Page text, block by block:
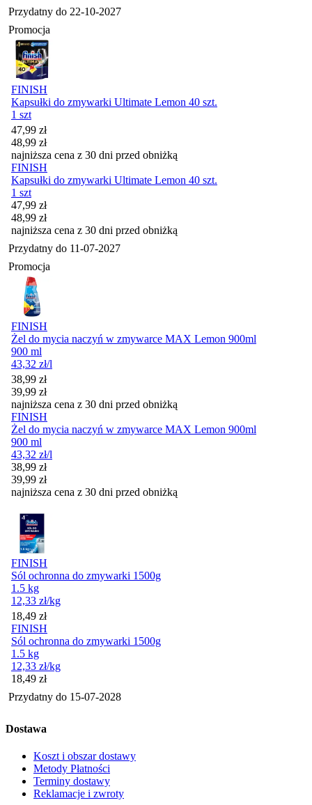
Przydatny do 22-10-2027
Promocja
FINISH
Kapsułki do zmywarki Ultimate Lemon 40 szt.
1 szt
Cena promocyjna
47,99 zł
48,99 zł
najniższa cena z 30 dni przed obniżką
FINISH
Kapsułki do zmywarki Ultimate Lemon 40 szt.
1 szt
Cena promocyjna
47,99 zł
48,99 zł
najniższa cena z 30 dni przed obniżką
Przydatny do 11-07-2027
Promocja
FINISH
Żel do mycia naczyń w zmywarce MAX Lemon 900ml
900 ml
43,32 zł/l
Cena promocyjna
38,99 zł
39,99 zł
najniższa cena z 30 dni przed obniżką
FINISH
Żel do mycia naczyń w zmywarce MAX Lemon 900ml
900 ml
43,32 zł/l
Cena promocyjna
38,99 zł
39,99 zł
najniższa cena z 30 dni przed obniżką
FINISH
Sól ochronna do zmywarki 1500g
1.5 kg
12,33 zł/kg
Cena
18,49 zł
FINISH
Sól ochronna do zmywarki 1500g
1.5 kg
12,33 zł/kg
Cena
18,49 zł
Przydatny do 15-07-2028
Dostawa
Koszt i obszar dostawy
Metody Płatności
Terminy dostawy
Reklamacje i zwroty